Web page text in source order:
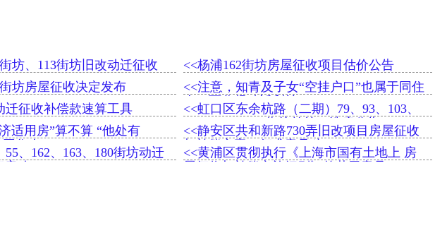
坊、113街坊旧改动迁征收
<<杨浦162街坊房屋征收项目估价公告
坊房屋征收决定发布
<<注意，知青及子女“空挂户口”也属于同住
人，可分得动迁利益
迁征收补偿款速算工具
<<虹口区东余杭路（二期）79、93、103、
104、108、109街坊签约、选房公告
适用房”算不算 “他处有
同住人”
<<静安区共和新路730弄旧改项目房屋征收
与补偿方案（征求意见稿）
55、162、163、180街坊动迁
<<黄浦区贯彻执行《上海市国有土地上 房